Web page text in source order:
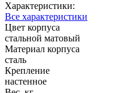
Характеристики:
Все характеристики
Цвет корпуса
стальной матовый
Материал корпуса
сталь
Крепление
настенное